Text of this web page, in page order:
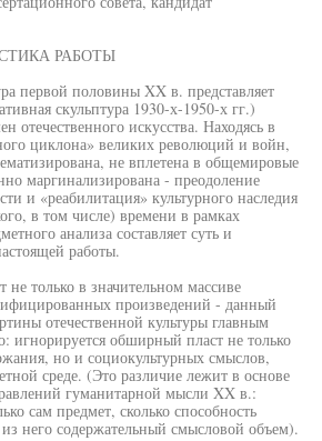
РАБОТЫ
первой половины XX в. представляет
скульптура 1930-х-1950-х гг.)
отечественного искусства. Находясь в
циклона» великих революций и войн,
не вплетена в общемировые
маргинализирована - преодоление
и «реабилитация» культурного наследия
в том числе) времени в рамках
анализа составляет суть и
работы.
не только в значительном массиве
произведений - данный
отечественной культуры главным
игнорируется обширный пласт не только
но и социокультурных смыслов,
среде. (Это различие лежит в основе
гуманитарной мысли XX в.:
сам предмет, сколько способность
из него содержательный смысловой объем).